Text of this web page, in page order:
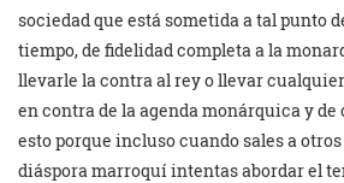
sociedad que está sometida a tal punto
tiempo, de fidelidad completa a la
llevarle la contra al rey o llevar
en contra de la agenda monárquica y
esto porque incluso cuando sales a
diáspora marroquí intentas abordar el